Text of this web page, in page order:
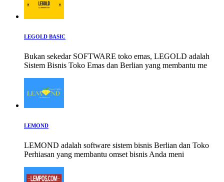
LEGOLD BASIC
Bukan sekedar SOFTWARE toko emas, LEGOLD adalah
Sistem Bisnis Toko Emas dan Berlian yang membantu me
LEMOND
LEMOND adalah software sistem bisnis Berlian dan Toko
Perhiasan yang membantu omset bisnis Anda meni